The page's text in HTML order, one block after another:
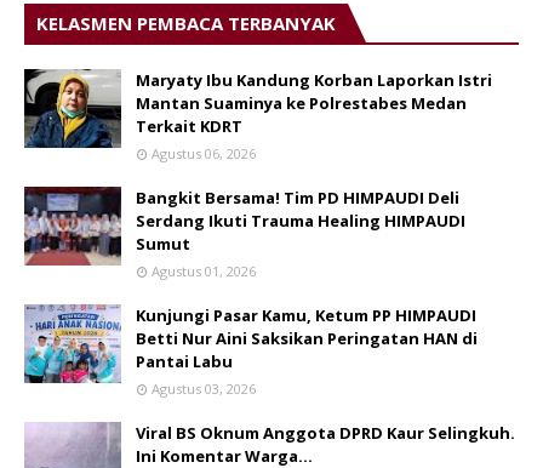
KELASMEN PEMBACA TERBANYAK
Maryaty Ibu Kandung Korban Laporkan Istri
Mantan Suaminya ke Polrestabes Medan
Terkait KDRT
Agustus 06, 2026
Bangkit Bersama! Tim PD HIMPAUDI Deli
Serdang Ikuti Trauma Healing HIMPAUDI
Sumut
Agustus 01, 2026
Kunjungi Pasar Kamu, Ketum PP HIMPAUDI
Betti Nur Aini Saksikan Peringatan HAN di
Pantai Labu
Agustus 03, 2026
Viral BS Oknum Anggota DPRD Kaur Selingkuh.
Ini Komentar Warga…